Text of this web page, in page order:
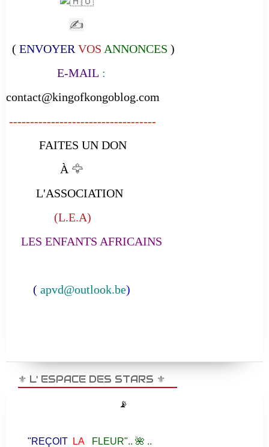
✍
( ENVOYER VOS ANNONCES )
E-MAIL :
contact@kingofkongoblog.com
-----------------------------------
FAITES UN DON
À 🦅
L'ASSOCIATION
(L.E.A)
LES ENFANTS AFRICAINS
( apvd@outlook.be)
⚜️ L' ESPACE DES STARS ⚜️
📡
"REÇOIT LA FLEUR".. 🌺 ..